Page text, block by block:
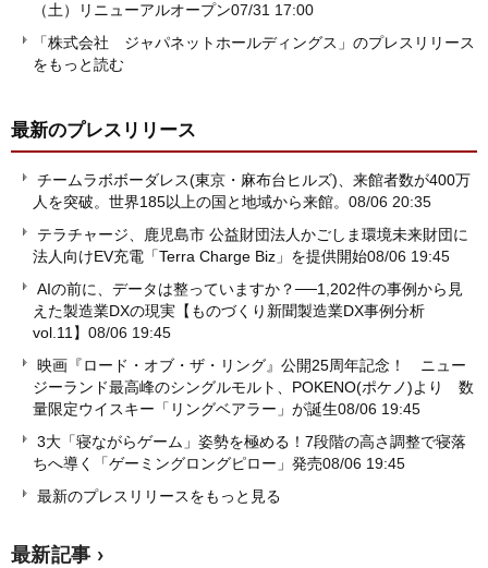
（土）リニューアルオープン07/31 17:00
「株式会社 ジャパネットホールディングス」のプレスリリース
をもっと読む
最新のプレスリリース
チームラボボーダレス(東京・麻布台ヒルズ)、来館者数が400万
人を突破。世界185以上の国と地域から来館。 08/06 20:35
テラチャージ、鹿児島市 公益財団法人かごしま環境未来財団に
法人向けEV充電「Terra Charge Biz」を提供開始08/06 19:45
AIの前に、データは整っていますか？──1,202件の事例から見
えた製造業DXの現実【ものづくり新聞製造業DX事例分析
vol.11】 08/06 19:45
映画『ロード・オブ・ザ・リング』公開25周年記念！ ニュー
ジーランド最高峰のシングルモルト、POKENO(ポケノ)より 数
量限定ウイスキー「リングベアラー」が誕生08/06 19:45
3大「寝ながらゲーム」姿勢を極める！7段階の高さ調整で寝落
ちへ導く「ゲーミングロングピロー」発売08/06 19:45
最新のプレスリリースをもっと見る
最新記事